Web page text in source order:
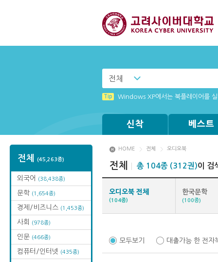
전체
Tip Windows XP에서는 북플레이어를
신착 베스트
전체 (45,263종)
외국어 (38,438종)
문학 (1,654종)
경제/비즈니스 (1,453종)
사회 (978종)
인문 (466종)
컴퓨터/인터넷 (435종)
HOME 전체 오디오북
전체 총 104종 (312권)이 검
오디오북 전체
(104종)
한국문학
(100종)
모두보기 대출가능 한 전자